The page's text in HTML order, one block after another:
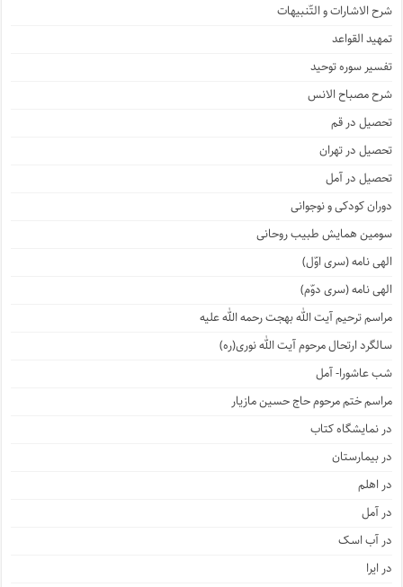
شرح الاشارات و التّنبیهات
تمهید القواعد
تفسیر سوره توحید
شرح مصباح الانس
تحصیل در قم
تحصیل در تهران
تحصیل در آمل
دوران کودکی و نوجوانی
سومین همایش طبیب روحانی
الهی نامه (سری اوّل)
الهی نامه (سری دوّم)
مراسم ترحیم آیت الله بهجت رحمه الله علیه
سالگرد ارتحال مرحوم آیت الله نوری(ره)
شب عاشورا- آمل
مراسم ختم مرحوم حاج حسین مازیار
در نمایشگاه کتاب
در بیمارستان
در اهلم
در آمل
در آب اسک
در ایرا